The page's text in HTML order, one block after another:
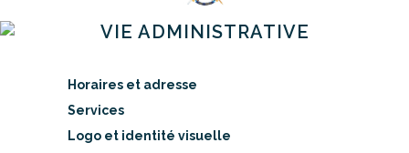
VIE ADMINISTRATIVE
Horaires et adresse
Services
Logo et identité visuelle